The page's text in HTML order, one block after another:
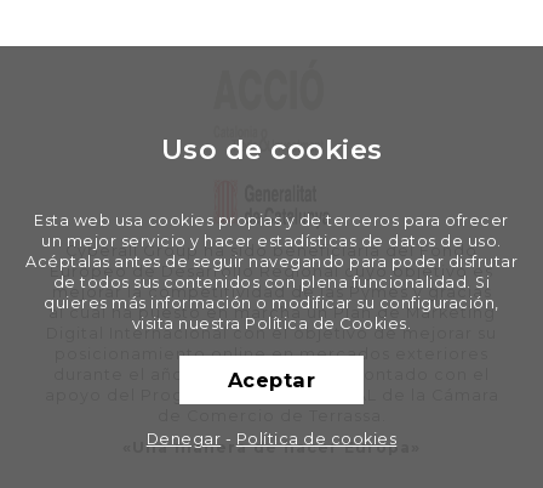
Cyberall Group ha sido beneficiaria del Fondo
Europeo de Desarrollo Regional cuyo objetivo es
mejorar la competitividad de las Pymes y gracias
al cual ha puesto en marcha un Plan de Marketing
Digital Internacional con el objetivo de mejorar su
posicionamiento online en mercados exteriores
durante el año 2020. Para ello ha contado con el
apoyo del Programa XPANDE DIGITAL de la Cámara
«Una manera de hacer Europa»
Uso de cookies
Esta web usa cookies propias y de terceros para ofrecer
un mejor servicio y hacer estadísticas de datos de uso.
Acéptalas antes de seguir navegando para poder disfrutar
de todos sus contenidos con plena funcionalidad. Si
quieres más información o modificar su configuración,
visita nuestra Política de Cookies.
Aceptar
Denegar - Política de cookies